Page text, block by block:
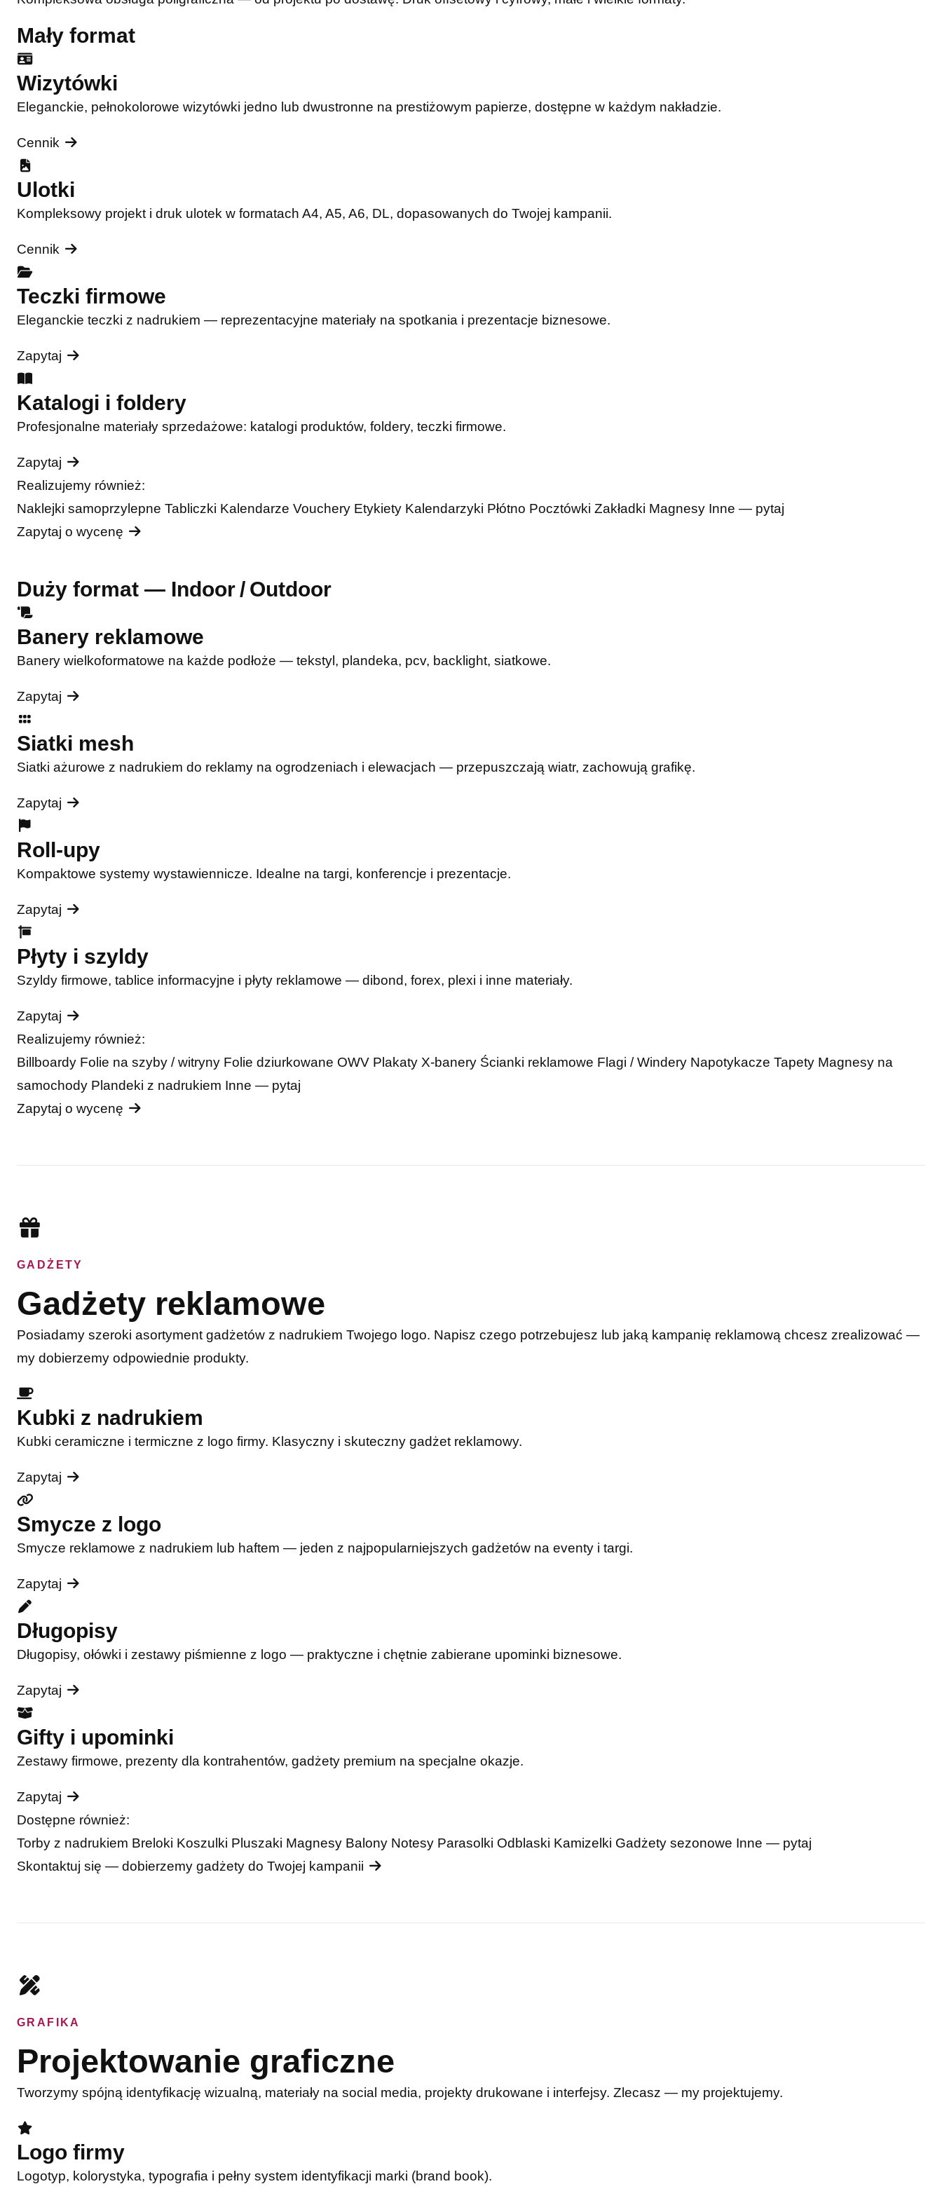
Mały format
Wizytówki
Eleganckie, pełnokolorowe wizytówki jedno lub dwustronne na prestiżowym papierze, dostępne w każdym nakładzie.
Cennik
Ulotki
Kompleksowy projekt i druk ulotek w formatach A4, A5, A6, DL, dopasowanych do Twojej kampanii.
Cennik
Teczki firmowe
Eleganckie teczki z nadrukiem — reprezentacyjne materiały na spotkania i prezentacje biznesowe.
Zapytaj
Katalogi i foldery
Profesjonalne materiały sprzedażowe: katalogi produktów, foldery, teczki firmowe.
Zapytaj
Realizujemy również:
Naklejki samoprzylepne Tabliczki Kalendarze Vouchery Etykiety Kalendarzyki Płótno Pocztówki Zakładki Magnesy Inne — pytaj
Zapytaj o wycenę
Duży format — Indoor / Outdoor
Banery reklamowe
Banery wielkoformatowe na każde podłoże — tekstyl, plandeka, pcv, backlight, siatkowe.
Zapytaj
Siatki mesh
Siatki ażurowe z nadrukiem do reklamy na ogrodzeniach i elewacjach — przepuszczają wiatr, zachowują grafikę.
Zapytaj
Roll-upy
Kompaktowe systemy wystawiennicze. Idealne na targi, konferencje i prezentacje.
Zapytaj
Płyty i szyldy
Szyldy firmowe, tablice informacyjne i płyty reklamowe — dibond, forex, plexi i inne materiały.
Zapytaj
Realizujemy również:
Billboardy Folie na szyby / witryny Folie dziurkowane OWV Plakaty X-banery Ścianki reklamowe Flagi / Windery Napotykacze Tapety Magnesy na
samochody Plandeki z nadrukiem Inne — pytaj
Zapytaj o wycenę
GADŻETY
Gadżety reklamowe
Posiadamy szeroki asortyment gadżetów z nadrukiem Twojego logo. Napisz czego potrzebujesz lub jaką kampanię reklamową chcesz zrealizować —
my dobierzemy odpowiednie produkty.
Kubki z nadrukiem
Kubki ceramiczne i termiczne z logo firmy. Klasyczny i skuteczny gadżet reklamowy.
Zapytaj
Smycze z logo
Smycze reklamowe z nadrukiem lub haftem — jeden z najpopularniejszych gadżetów na eventy i targi.
Zapytaj
Długopisy
Długopisy, ołówki i zestawy piśmienne z logo — praktyczne i chętnie zabierane upominki biznesowe.
Zapytaj
Gifty i upominki
Zestawy firmowe, prezenty dla kontrahentów, gadżety premium na specjalne okazje.
Zapytaj
Dostępne również:
Torby z nadrukiem Breloki Koszulki Pluszaki Magnesy Balony Notesy Parasolki Odblaski Kamizelki Gadżety sezonowe Inne — pytaj
Skontaktuj się — dobierzemy gadżety do Twojej kampanii
GRAFIKA
Projektowanie graficzne
Tworzymy spójną identyfikację wizualną, materiały na social media, projekty drukowane i interfejsy. Zlecasz — my projektujemy.
Logo firmy
Logotyp, kolorystyka, typografia i pełny system identyfikacji marki (brand book).